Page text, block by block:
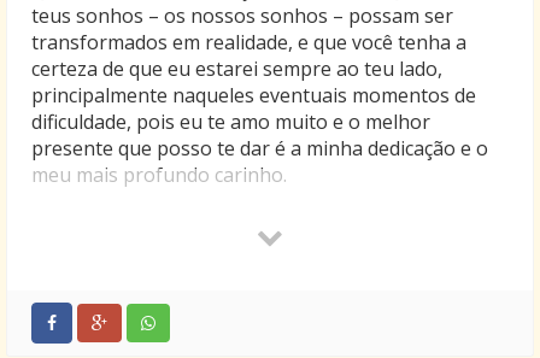
teus sonhos – os nossos sonhos – possam ser
transformados em realidade, e que você tenha a
certeza de que eu estarei sempre ao teu lado,
principalmente naqueles eventuais momentos de
dificuldade, pois eu te amo muito e o melhor
presente que posso te dar é a minha dedicação e o
meu mais profundo carinho.
que o teu dia de aniversário seja especialmente feliz!
mente e o teu coração fossem inundados apenas
por bons pensamentos e sentimentos. És um